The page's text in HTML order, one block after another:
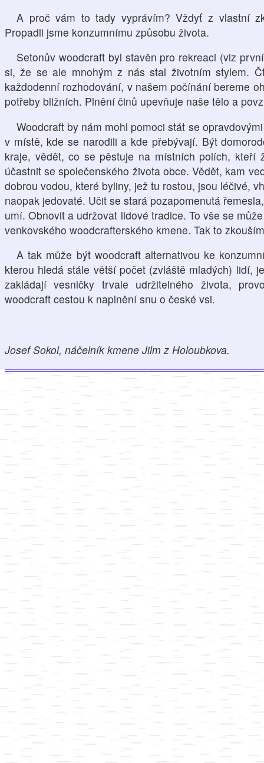
A proč vám to tady vyprávím? Vždyť z vlastní
Propadli jsme konzumnímu způsobu života.
Setonův woodcraft byl stavěn pro rekreaci (viz
si, že se ale mnohým z nás stal životním stylem.
každodenní rozhodování, v našem počínání bereme
potřeby bližních. Plnění činů upevňuje naše tělo a
Woodcraft by nám mohl pomoci stát se
v místě, kde se narodili a kde přebývají. Být
kraje, vědět, co se pěstuje na místních polích, kteří
účastnit se společenského života obce. Vědět, kam
dobrou vodou, které byliny, jež tu rostou, jsou léčivé,
naopak jedovaté. Učit se stará pozapomenutá
umí. Obnovit a udržovat lidové tradice. To vše se
venkovského woodcrafterského kmene. Tak to
A tak může být woodcraft alternativou ke
kterou hledá stále větší počet (zvláště mladých) lidí,
zakládají vesničky trvale udržitelného života,
woodcraft cestou k naplnění snu o české vsi.
Josef Sokol, náčelník kmene Jilm z Holoubkova.